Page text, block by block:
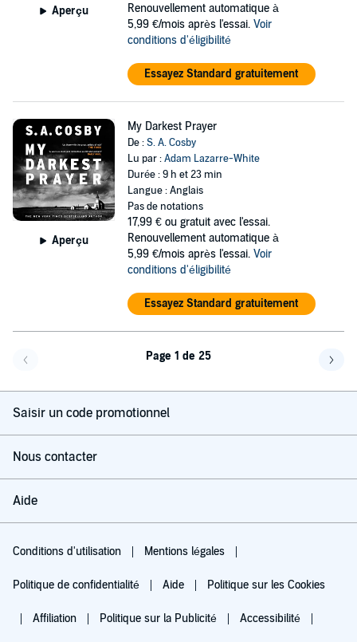
Aperçu
Renouvellement automatique à
5,99 €/mois après l'essai. Voir
conditions d'éligibilité
Essayez Standard gratuitement
Aperçu
My Darkest Prayer
De :S. A. Cosby
Lu par :Adam Lazarre-White
Durée : 9 h et 23 min
Langue : Anglais
Pas de notations
17,99 € ou gratuit avec l'essai.
Renouvellement automatique à
5,99 €/mois après l'essai. Voir
conditions d'éligibilité
Essayez Standard gratuitement
Page 1 de 25
Saisir un code promotionnel
Nous contacter
Aide
Conditions d'utilisation Mentions légales
Politique de confidentialité Aide Politique sur les Cookies
Affiliation Politique sur la Publicité Accessibilité